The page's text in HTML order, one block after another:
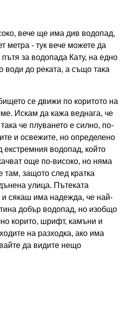
вече ще има див водопад,
метра - тук вече можете да
за водопада Кату, на едно
води до реката, а също така
се движи по коритото на
Искам да кажа веднага, че
че плуването е силно, по-
и освежите, но определено
екстремния водопад, който
още по-високо, но няма
там, защото след кратка
улица. Пътеката
сякаш има надежда, че най-
добър водопад, но изобщо
корито, шрифт, камъни и
на разходка, ако има
да видите нещо